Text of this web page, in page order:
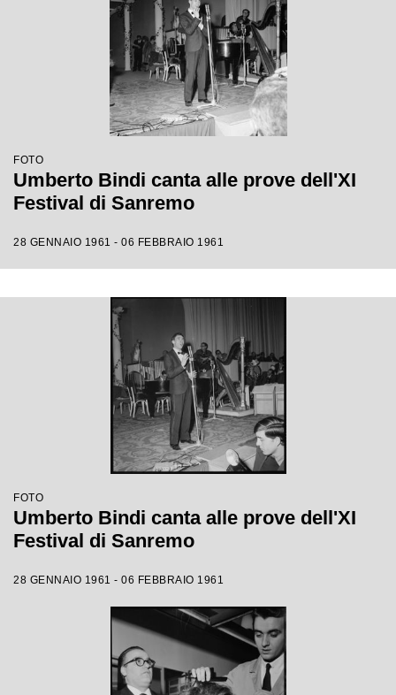
FOTO
Umberto Bindi canta alle prove dell'XI
Festival di Sanremo
28 GENNAIO 1961 - 06 FEBBRAIO 1961
FOTO
Umberto Bindi canta alle prove dell'XI
Festival di Sanremo
28 GENNAIO 1961 - 06 FEBBRAIO 1961